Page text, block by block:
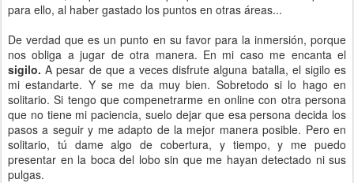
para ello, al haber gastado los puntos en otras áreas...
De verdad que es un punto en su favor para la inmersión, porque
nos obliga a jugar de otra manera. En mi caso me encanta el
sigilo. A pesar de que a veces disfrute alguna batalla, el sigilo es
mi estandarte. Y se me da muy bien. Sobretodo si lo hago en
solitario. Si tengo que compenetrarme en online con otra persona
que no tiene mi paciencia, suelo dejar que esa persona decida los
pasos a seguir y me adapto de la mejor manera posible. Pero en
solitario, tú dame algo de cobertura, y tiempo, y me puedo
presentar en la boca del lobo sin que me hayan detectado ni sus
pulgas.